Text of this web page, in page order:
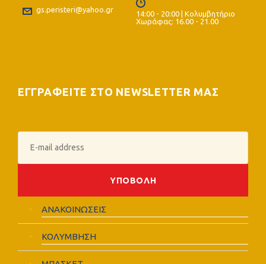
gs.peristeri@yahoo.gr
14:00 - 20:00 | Κολυμβητήριο
Χωράφας: 16.00 - 21.00
ΕΓΓΡΑΦΕΙΤΕ ΣΤΟ NEWSLETTER ΜΑΣ
ΑΝΑΚΟΙΝΩΣΕΙΣ
ΚΟΛΥΜΒΗΣΗ